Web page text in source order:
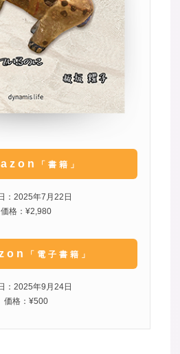
「書籍」
：2025年7月22日
価格：¥2,980
「電子書籍」
：2025年9月24日
価格：¥500